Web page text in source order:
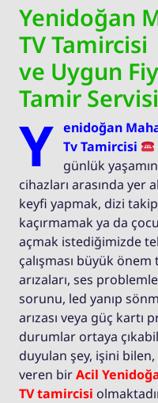
Yenidoğan
TV Tamircisi
ve Uygun
Tamir Servisi
Y enidoğan
Tv Tamircisi
günlük
cihazları arasında yer
keyfi yapmak, dizi
kaçırmamak ya da
açmak istediğimizde
çalışması büyük
arızaları, ses
sorunu, led yanıp
arızası veya güç kartı
durumlar ortaya
duyulan şey, işini bilen,
veren birAcil
TV tamircisi